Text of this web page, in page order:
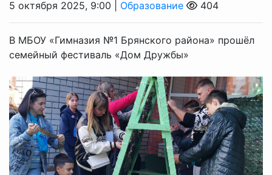
5 октября 2025, 9:00 | Образование 404
В МБОУ «Гимназия №1 Брянского района» прошёл
семейный фестиваль «Дом Дружбы»